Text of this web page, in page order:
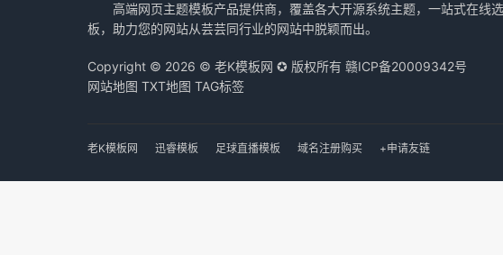
高端网页主题模板产品提供商，覆盖各大开源系统主题，一站式在线
板，助力您的网站从芸芸同行业的网站中脱颖而出。
Copyright © 2026 © 老K模板网 ✪ 版权所有 赣ICP备20009342号
网站地图 TXT地图 TAG标签
老K模板网 迅睿模板 足球直播模板 域名注册购买 +申请友链